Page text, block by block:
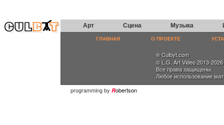
Арт Сцена Музыка
ГЛАВНАЯ О ПРОЕКТЕ
® Culbyt.com
© L.G. Art Video 2013-2026
Все права защищены.
Любое использование
programming by Robertson